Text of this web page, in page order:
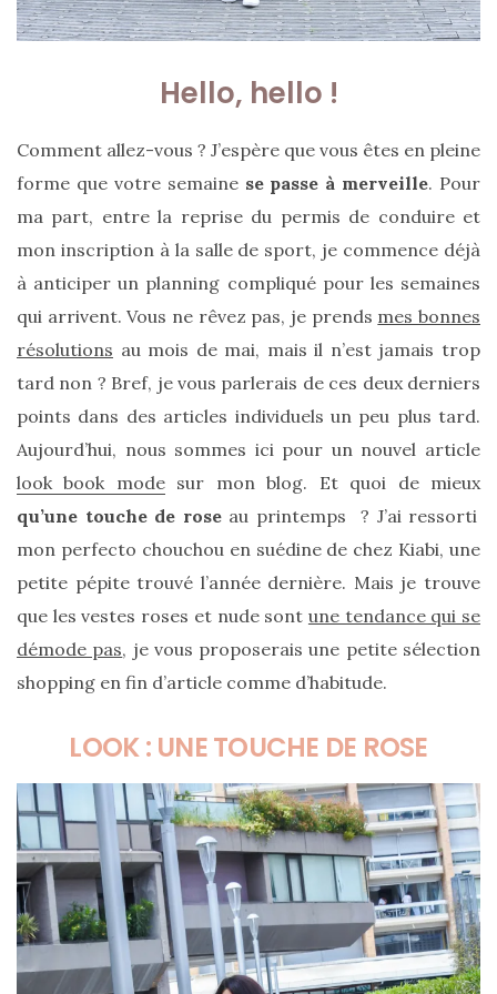
Sac
cabas
en
tressé
Parfois
:
mon
avis
sur
le
shopper
marron
tendance
30/05/2026
Hello, hello !
Comment allez-vous ? J’espère que vous êtes en pleine
forme que votre semainese passe à merveille. Pour
ma part, entre la reprise du permis de conduire et
mon inscription à la salle de sport, je commence déjà
à anticiper un planning compliqué pour les semaines
qui arrivent. Vous ne rêvez pas, je prends mes bonnes
résolutions au mois de mai, mais il n’est jamais trop
tard non ? Bref, je vous parlerais de ces deux derniers
points dans des articles individuels un peu plus tard.
Aujourd’hui, nous sommes ici pour un nouvel article
look book modesur mon blog. Et quoi de mieux
qu’une touche de roseau printemps ? J’ai ressorti
mon perfecto chouchou en suédine de chez Kiabi, une
petite pépite trouvé l’année dernière. Mais je trouve
que les vestes roses et nude sont une tendance qui se
démode pas, je vous proposerais une petite sélection
shopping en fin d’article comme d’habitude.
LOOK : UNE TOUCHE DE ROSE